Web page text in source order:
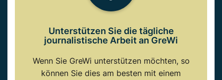
Unterstützen Sie die tägliche
journalistische Arbeit an GreWi
Wenn Sie GreWi unterstützen möchten, so
können Sie dies am besten mit einem